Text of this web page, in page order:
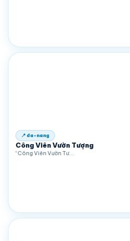
📍 da-nang
Công Viên Vườn Tượng
“Công Viên Vườn Tư…